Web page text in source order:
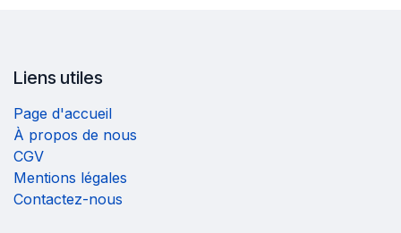
Liens utiles
Page d'accueil
À propos de nous
CGV
Mentions légales
Contactez-nous